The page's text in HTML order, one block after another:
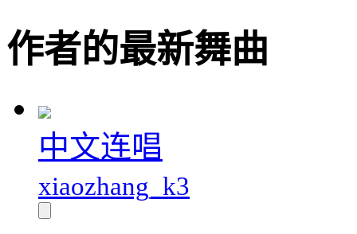
作者的最新舞曲
中文连唱
xiaozhang_k3